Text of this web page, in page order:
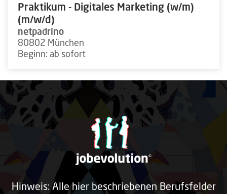
Praktikum - Digitales Marketing (w/m)
(m/w/d)
netpadrino
80802 München
Beginn: ab sofort
Hinweis: Alle hier beschriebenen Berufsfelder